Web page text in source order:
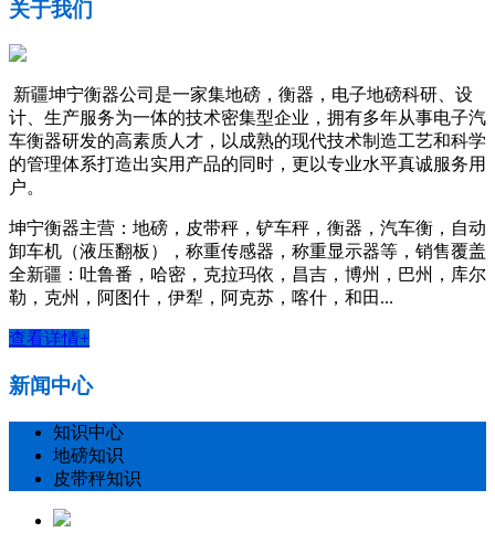
关于我们
新疆坤宁衡器公司是一家集地磅，衡器，电子地磅科研、设
计、生产服务为一体的技术密集型企业，拥有多年从事电子汽
车衡器研发的高素质人才，以成熟的现代技术制造工艺和科学
的管理体系打造出实用产品的同时，更以专业水平真诚服务用
户。
坤宁衡器主营：地磅，皮带秤，铲车秤，衡器，汽车衡，自动
卸车机（液压翻板），称重传感器，称重显示器等，销售覆盖
全新疆：吐鲁番，哈密，克拉玛依，昌吉，博州，巴州，库尔
勒，克州，阿图什，伊犁，阿克苏，喀什，和田...
查看详情+
新闻中心
知识中心
地磅知识
皮带秤知识